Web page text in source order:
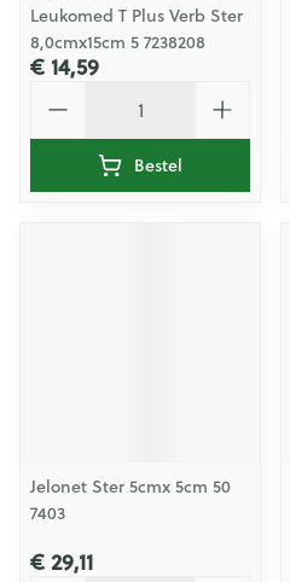
Leukomed T Plus Verb Ster
8,0cmx15cm 5 7238208
€ 14,59
Bestel
Jelonet Ster 5cmx 5cm 50
7403
€ 29,11